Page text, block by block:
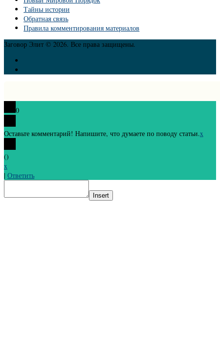
Тайны истории
Обратная связь
Правила комментирования материалов
Заговор Элит © 2026. Все права защищены.
0
Оставьте комментарий! Напишите, что думаете по поводу статьи.x
()
x
| Ответить
Insert